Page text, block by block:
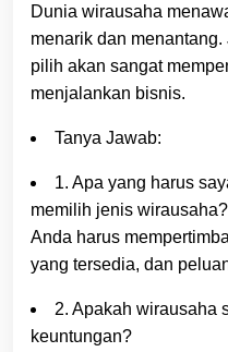
Dunia wirausaha
menarik dan
pilih akan sangat
menjalankan bisnis.
Tanya Jawab:
1. Apa yang harus
memilih jenis wirausaha?
Anda harus
yang tersedia, dan
2. Apakah wirausaha
keuntungan?